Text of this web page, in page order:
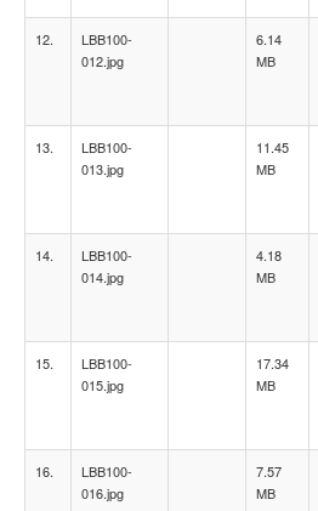
12.
LBB100-
012.jpg
6.14
MB
13.
LBB100-
013.jpg
11.45
MB
14.
LBB100-
014.jpg
4.18
MB
15.
LBB100-
015.jpg
17.34
MB
16.
LBB100-
016.jpg
7.57
MB